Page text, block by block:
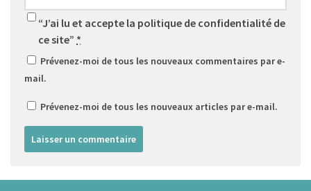
“J’ai lu et accepte la politique de confidentialité de
ce site” *
Prévenez-moi de tous les nouveaux commentaires par e-
mail.
Prévenez-moi de tous les nouveaux articles par e-mail.